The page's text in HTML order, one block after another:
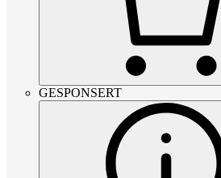
GESPONSERT